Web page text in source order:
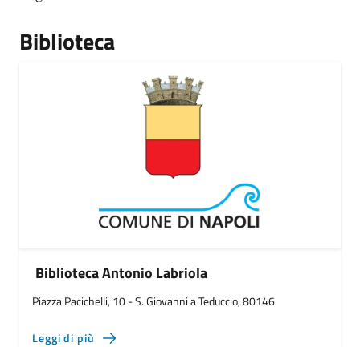
Biblioteca
Biblioteca Antonio Labriola
Piazza Pacichelli, 10 - S. Giovanni a Teduccio, 80146
Leggi di più